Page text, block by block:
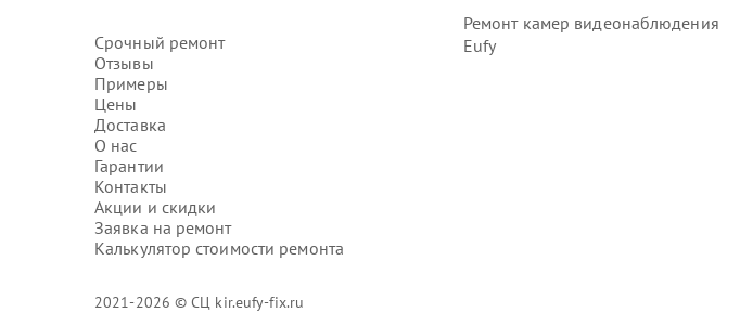
Срочный ремонт
Отзывы
Примеры
Цены
Доставка
О нас
Гарантии
Контакты
Акции и скидки
Заявка на ремонт
Калькулятор стоимости ремонта
2021-2026 © СЦ kir.eufy-fix.ru
Ремонт камер видеонаблюдения
Eufy